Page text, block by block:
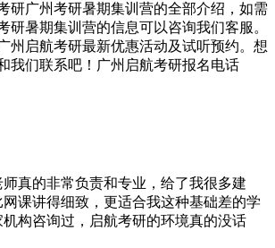
研广州考研暑期集训营的全部介绍，如需
研暑期集训营的信息可以咨询我们客服。
州启航考研最新优惠活动及试听预约。想
我们联系吧！广州启航考研报名电话
师真的非常负责和专业，给了我很多建
课讲得细致，更适合我这种基础差的学
构咨询过，启航考研的环境真的没话